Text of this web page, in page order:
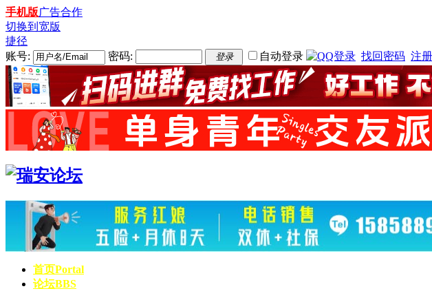
手机版广告合作
切换到宽版
捷径
账号:
密码: 登录 自动登录 找回密码 注册
首页Portal
论坛BBS